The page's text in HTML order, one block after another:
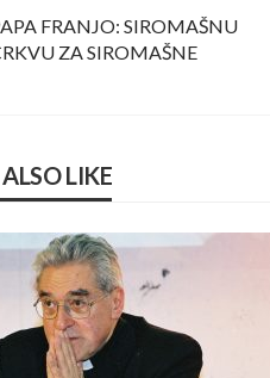
FRANJO: SIROMAŠNU
ZA SIROMAŠNE
LIKE